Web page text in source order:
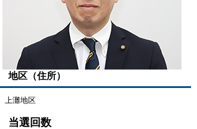
地区（住所）
上灘地区
当選回数